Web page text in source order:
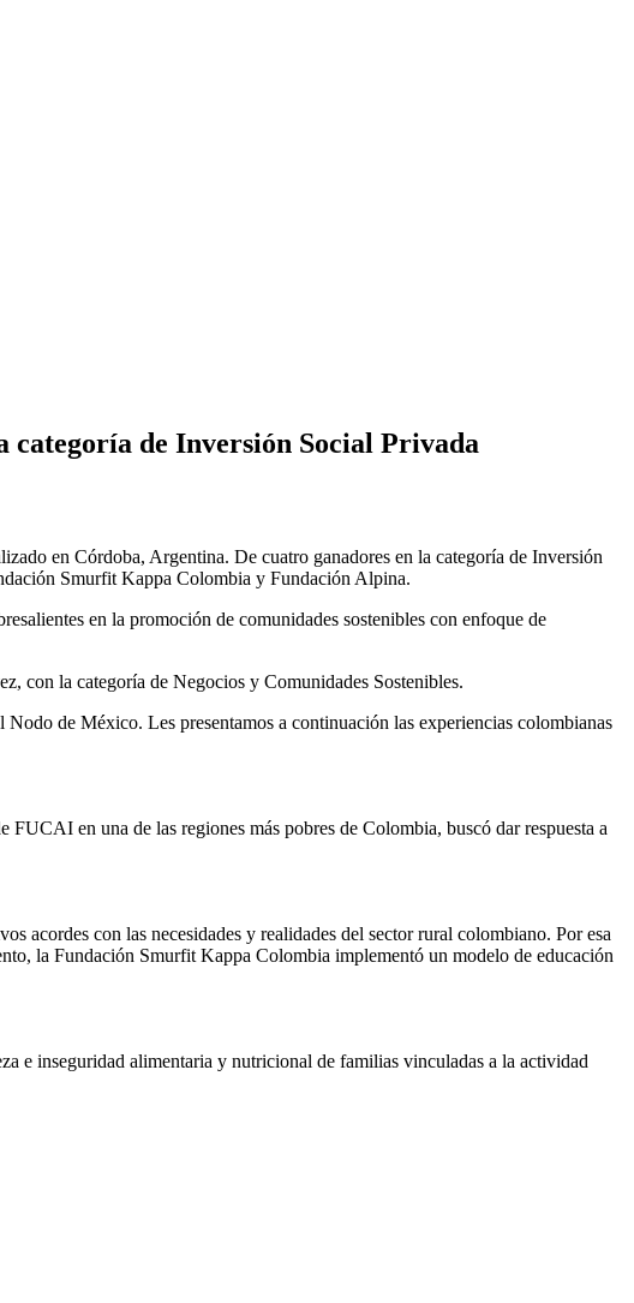
de Inversión Social Privada
en Córdoba, Argentina. De cuatro ganadores en la categoría de Inversión
Smurfit Kappa Colombia y Fundación Alpina.
en la promoción de comunidades sostenibles con enfoque de
con la categoría de Negocios y Comunidades Sostenibles.
de México. Les presentamos a continuación las experiencias colombianas
en una de las regiones más pobres de Colombia, buscó dar respuesta a
acordes con las necesidades y realidades del sector rural colombiano. Por esa
la Fundación Smurfit Kappa Colombia implementó un modelo de educación
e inseguridad alimentaria y nutricional de familias vinculadas a la actividad